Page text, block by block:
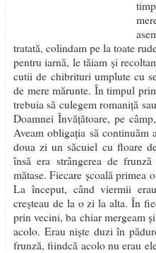
tratată, colindam pe la toate
pentru iarnă, le tăiam și
cutii de chibrituri umplute cu
de mere mărunte. În timpul
trebuia să culegem romaniță
Doamnei Învățătoare, pe
Aveam obligația să continuăm
doua zi un săcuiel cu floare
însă era strângerea de
mătase. Fiecare școală primea
La început, când viermii
creșteau de la o zi la alta. În
prin vecini, ba chiar mergeam
acolo. Erau niște duzi în
frunză, fiindcă acolo nu erau